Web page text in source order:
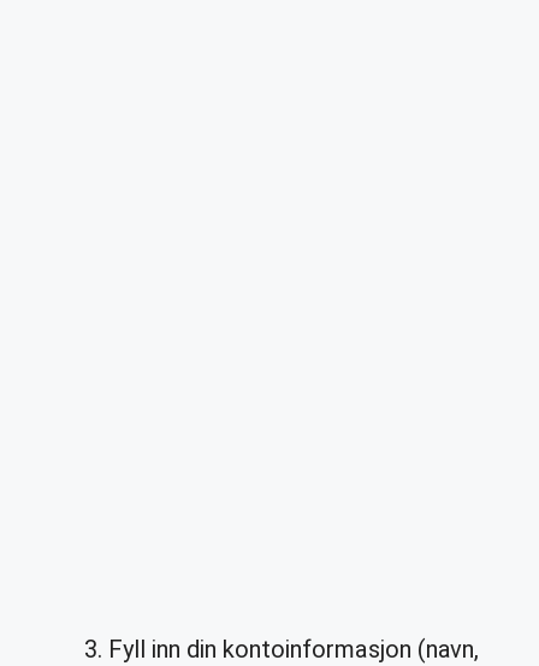
Fyll inn din kontoinformasjon (navn,